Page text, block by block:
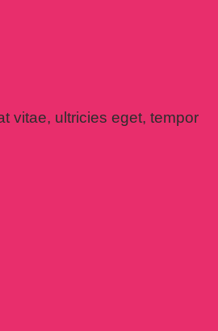
vitae, ultricies eget, tempor